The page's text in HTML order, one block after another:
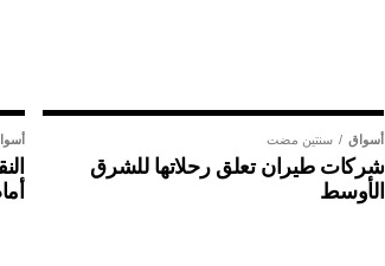
أسواق سنتين مضت
شركات طيران تعلق رحلاتها للشرق
الأوسط